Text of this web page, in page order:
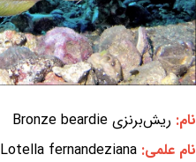
نام: ریش‌برنزی Bronze beardie
نام علمی: Lotella fernandeziana